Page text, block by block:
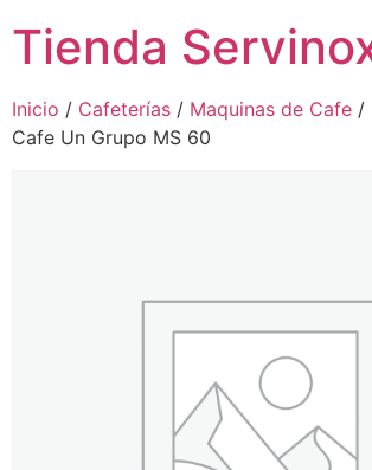
Tienda
Inicio / Cafeterías / Maquinas de Cafe /
Cafe Un Grupo MS 60